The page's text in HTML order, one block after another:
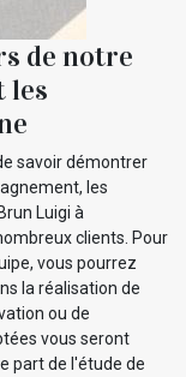
de notre
les
savoir démontrer
les
Luigi à
clients. Pour
vous pourrez
la réalisation de
ou de
vous seront
part de l'étude de